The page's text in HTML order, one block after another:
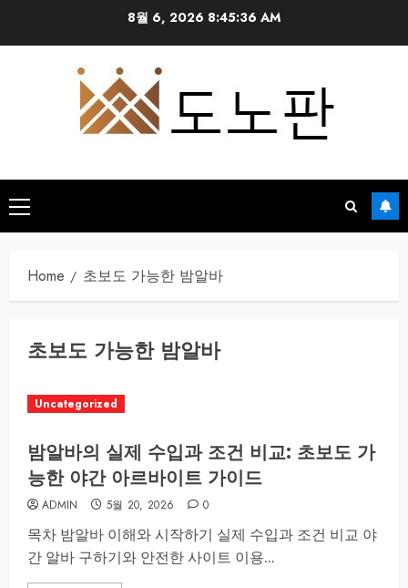
8월 6, 2026 8:45:36 AM
Primary
Menu
Home 초보도 가능한 밤알바
초보도 가능한 밤알바
Uncategorized
밤알바의 실제 수입과 조건 비교: 초보도 가
능한 야간 아르바이트 가이드
ADMIN 5월 20, 2026 0
목차 밤알바 이해와 시작하기 실제 수입과 조건 비교 야
간 알바 구하기와 안전한 사이트 이용...